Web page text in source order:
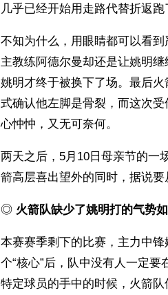
几乎已经开始用走路代替折返跑
不知为什么，用眼睛都可以看
主教练阿德尔曼却还是让姚明
姚明才终于被换下了场。最后
式确认他左脚是骨裂，而这次
心忡忡，又无可奈何。
两天之后，5月10日母亲节的一
箭高层喜出望外的同时，据说要
◎ 火箭队缺少了姚明打的气势
本赛赛季剩下的比赛，主力中
个“核心”后，队中没有人一定
特定球员的手中的时候，火箭